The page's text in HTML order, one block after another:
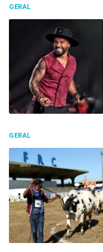
GERAL
GERAL